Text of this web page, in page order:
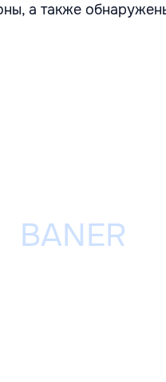
а также